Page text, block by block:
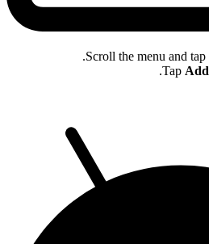
Scroll the menu and tap
.
Tap Add